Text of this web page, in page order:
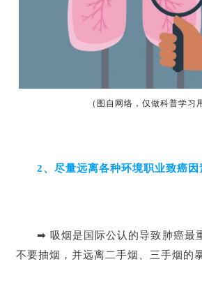
（图自网络，仅做科普学习
2、尽量远离各种环境职业致癌因
➡ 吸烟是国际公认的导致肺癌最
不要抽烟，并远离二手烟、三手烟的